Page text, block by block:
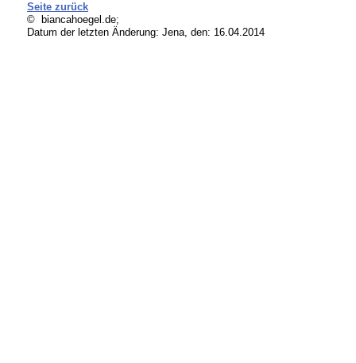
Seite zurück
© biancahoegel.de;
Datum der letzten Änderung: Jena, den: 16.04.2014